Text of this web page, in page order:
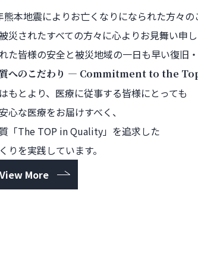
熊本地震によりお亡くなりになられた方々の
災されたすべての方々に心よりお見舞い申し
た皆様の安全と被災地域の一日も早い復旧
へのこだわり ― Commitment to the
もとより、 医療に従事する皆様にとっても
心な医療をお届けすべく、
「The TOP in Quality」を追求した
りを実践しています。
View More